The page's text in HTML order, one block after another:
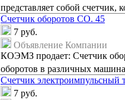
представляет собой счетчик,
Счетчик оборотов СО. 45
7 руб.
Объявление Компании
КОЭМЗ продает: Счетчик
оборотов в различных
Счетчик электроимпульсный
7 руб.